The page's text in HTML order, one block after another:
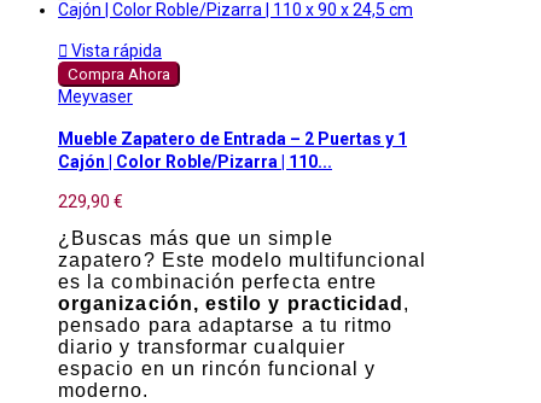
 Vista rápida
Compra Ahora
Meyvaser
Mueble Zapatero de Entrada – 2 Puertas y 1
Cajón | Color Roble/Pizarra | 110...
229,90 €
¿Buscas más que un simple
zapatero? Este modelo multifuncional
es la combinación perfecta entre
organización, estilo y practicidad ,
pensado para adaptarse a tu ritmo
diario y transformar cualquier
espacio en un rincón funcional y
moderno.